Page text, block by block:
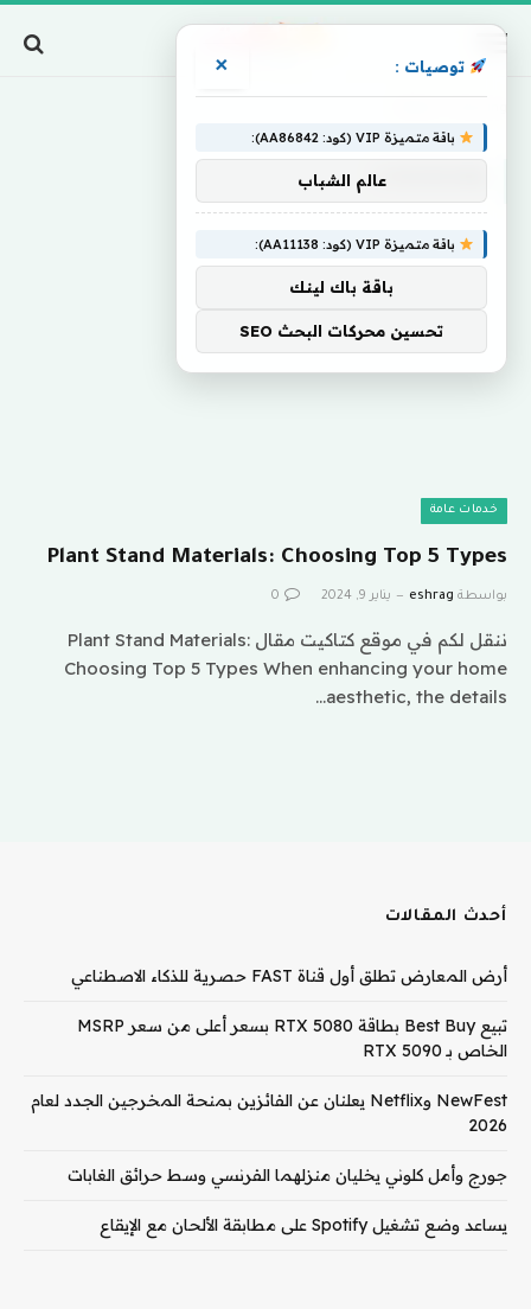
CHOOSING
خدمات عامة
Plant Stand Materials: Choosing Top 5 Types
بواسطة eshrag يناير 9, 2024 0
ننقل لكم في موقع كتاكيت مقال Plant Stand Materials:
Choosing Top 5 Types When enhancing your home
aesthetic, the details…
أحدث المقالات
أرض المعارض تطلق أول قناة FAST حصرية للذكاء الاصطناعي
تبيع Best Buy بطاقة RTX 5080 بسعر أعلى من سعر MSRP
الخاص بـ RTX 5090
NewFest وNetflix يعلنان عن الفائزين بمنحة المخرجين الجدد لعام
2026
جورج وأمل كلوني يخليان منزلهما الفرنسي وسط حرائق الغابات
يساعد وضع تشغيل Spotify على مطابقة الألحان مع الإيقاع
توصيات : ×
باقة متميزة VIP (كود: AA86842):
عالم الشباب
باقة متميزة VIP (كود: AA11138):
باقة باك لينك
تحسين محركات البحث SEO